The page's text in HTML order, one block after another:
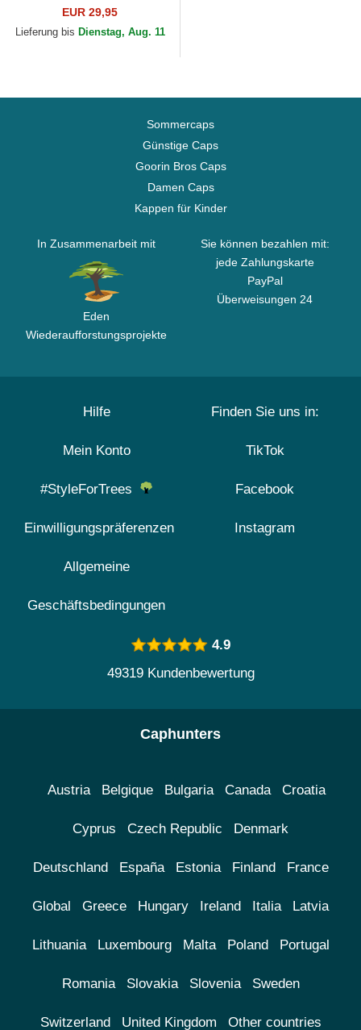
EUR 29,95
Lieferung bis Dienstag, Aug. 11
Sommercaps
Günstige Caps
Goorin Bros Caps
Damen Caps
Kappen für Kinder
In Zusammenarbeit mit
Eden
Wiederaufforstungsprojekte
Sie können bezahlen mit:
jede Zahlungskarte
PayPal
Überweisungen 24
Hilfe
Mein Konto
#StyleForTrees
Einwilligungspräferenzen
Allgemeine
Geschäftsbedingungen
Finden Sie uns in:
TikTok
Facebook
Instagram
4.9
49319 Kundenbewertung
Caphunters
Austria Belgique Bulgaria Canada Croatia
Cyprus Czech Republic Denmark
Deutschland España Estonia Finland France
Global Greece Hungary Ireland Italia Latvia
Lithuania Luxembourg Malta Poland Portugal
Romania Slovakia Slovenia Sweden
Switzerland United Kingdom Other countries